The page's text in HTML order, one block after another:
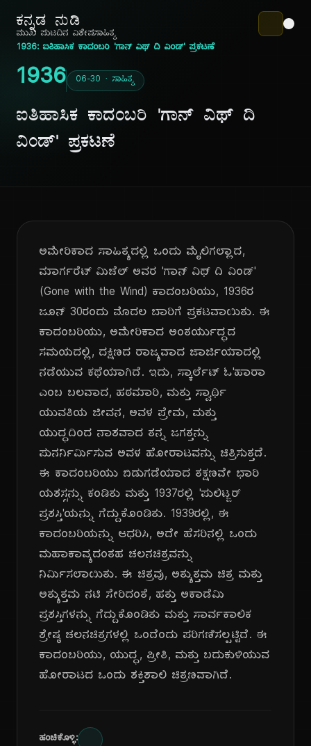
ಕನ್ನಡ ನುಡಿ
ಮುಖ ಪುಟದಿನ ವಿಶೇಷಸಾಹಿತ್ಯ
1936: ಐತಿಹಾಸಿಕ ಕಾದಂಬರಿ 'ಗಾನ್ ವಿಥ್ ದಿ ವಿಂಡ್' ಪ್ರಕಟಣೆ
1936 06-30 · ಸಾಹಿತ್ಯ
ಐತಿಹಾಸಿಕ ಕಾದಂಬರಿ 'ಗಾನ್ ವಿಥ್ ದಿ
ವಿಂಡ್' ಪ್ರಕಟಣೆ
ಅಮೇರಿಕಾದ ಸಾಹಿತ್ಯದಲ್ಲಿ ಒಂದು ಮೈಲಿಗಲ್ಲಾದ,
ಮಾರ್ಗರೆಟ್ ಮಿಚೆಲ್ ಅವರ 'ಗಾನ್ ವಿಥ್ ದಿ ವಿಂಡ್'
(Gone with the Wind) ಕಾದಂಬರಿಯು, 1936ರ
ಜೂನ್ 30ರಂದು ಮೊದಲ ಬಾರಿಗೆ ಪ್ರಕಟವಾಯಿತು. ಈ
ಕಾದಂಬರಿಯು, ಅಮೇರಿಕಾದ ಅಂತರ್ಯುದ್ಧದ
ಸಮಯದಲ್ಲಿ, ದಕ್ಷಿಣದ ರಾಜ್ಯವಾದ ಜಾರ್ಜಿಯಾದಲ್ಲಿ
ನಡೆಯುವ ಕಥೆಯಾಗಿದೆ. ಇದು, ಸ್ಕಾರ್ಲೆಟ್ ಓ'ಹಾರಾ
ಎಂಬ ಬಲವಾದ, ಹಠಮಾರಿ, ಮತ್ತು ಸ್ವಾರ್ಥಿ
ಯುವತಿಯ ಜೀವನ, ಅವಳ ಪ್ರೇಮ, ಮತ್ತು
ಯುದ್ಧದಿಂದ ನಾಶವಾದ ತನ್ನ ಜಗತ್ತನ್ನು
ಪುನರ್ನಿರ್ಮಿಸುವ ಅವಳ ಹೋರಾಟವನ್ನು ಚಿತ್ರಿಸುತ್ತದೆ.
ಈ ಕಾದಂಬರಿಯು ಬಿಡುಗಡೆಯಾದ ತಕ್ಷಣವೇ ಭಾರಿ
ಯಶಸ್ಸನ್ನು ಕಂಡಿತು ಮತ್ತು 1937ರಲ್ಲಿ 'ಪುಲಿಟ್ಜರ್
ಪ್ರಶಸ್ತಿ'ಯನ್ನು ಗೆದ್ದುಕೊಂಡಿತು. 1939ರಲ್ಲಿ, ಈ
ಕಾದಂಬರಿಯನ್ನು ಆಧರಿಸಿ, ಅದೇ ಹೆಸರಿನಲ್ಲಿ ಒಂದು
ಮಹಾಕಾವ್ಯದಂತಹ ಚಲನಚಿತ್ರವನ್ನು
ನಿರ್ಮಿಸಲಾಯಿತು. ಈ ಚಿತ್ರವು, ಅತ್ಯುತ್ತಮ ಚಿತ್ರ ಮತ್ತು
ಅತ್ಯುತ್ತಮ ನಟಿ ಸೇರಿದಂತೆ, ಹತ್ತು ಅಕಾಡೆಮಿ
ಪ್ರಶಸ್ತಿಗಳನ್ನು ಗೆದ್ದುಕೊಂಡಿತು ಮತ್ತು ಸಾರ್ವಕಾಲಿಕ
ಶ್ರೇಷ್ಠ ಚಲನಚಿತ್ರಗಳಲ್ಲಿ ಒಂದೆಂದು ಪರಿಗಣಿಸಲ್ಪಟ್ಟಿದೆ. ಈ
ಕಾದಂಬರಿಯು, ಯುದ್ಧ, ಪ್ರೀತಿ, ಮತ್ತು ಬದುಕುಳಿಯುವ
ಹೋರಾಟದ ಒಂದು ಶಕ್ತಿಶಾಲಿ ಚಿತ್ರಣವಾಗಿದೆ.
ಹಂಚಿಕೊಳ್ಳಿ: